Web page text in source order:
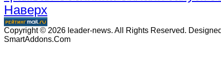
Наверх
Copyright © 2026 leader-news. All Rights Reserved.
SmartAddons.Com